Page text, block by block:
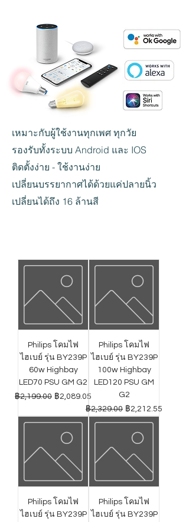
เหมาะกับผู้ใช้งานทุกเพศ ทุกวัย
รองรับทั้งระบบ Android และ IOS
ติดตั้งง่าย - ใช้งานง่าย
เปลี่ยนบรรยากาศได้ด้วยแค่ปลายนิ้ว
เปลี่ยนได้ถึง 16 ล้านสี
Philips โคมไฟ
ไฮเบย์ รุ่น BY239P
60w Highbay
LED70 PSU GM G2
ราคาปกติ
฿2,199.00 ราคาขายลด
฿2,089.05
Philips โคมไฟ
ไฮเบย์ รุ่น BY239P
100w Highbay
LED120 PSU GM
G2
ราคาปกติ
฿2,329.00 ราคาขายลด
฿2,212.55
Philips โคมไฟ
ไฮเบย์ รุ่น BY239P
Philips โคมไฟ
ไฮเบย์ รุ่น BY239P